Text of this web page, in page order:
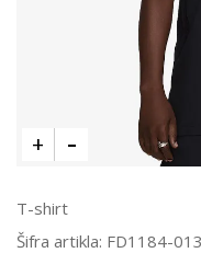
T-shirt
Šifra artikla: FD1184-013